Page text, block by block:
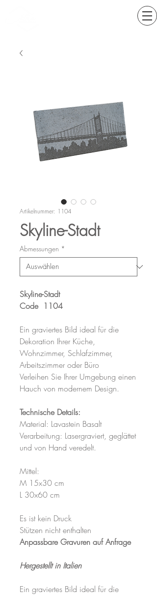
Artikelnummer: 1104
Skyline-Stadt
Abmessungen *
Skyline-Stadt
Code 1104
Ein graviertes Bild ideal für die
Dekoration Ihrer Küche,
Wohnzimmer, Schlafzimmer,
Arbeitszimmer oder Büro
Verleihen Sie Ihrer Umgebung einen
Hauch von modernem Design.
Technische Details:
Material: Lavastein Basalt
Verarbeitung: Lasergraviert, geglättet
und von Hand veredelt.
Mittel:
M 15x30 cm
L 30x60 cm
Es ist kein Druck
Stützen nicht enthalten
Anpassbare Gravuren auf Anfrage
Hergestellt in Italien
Ein graviertes Bild ideal für die